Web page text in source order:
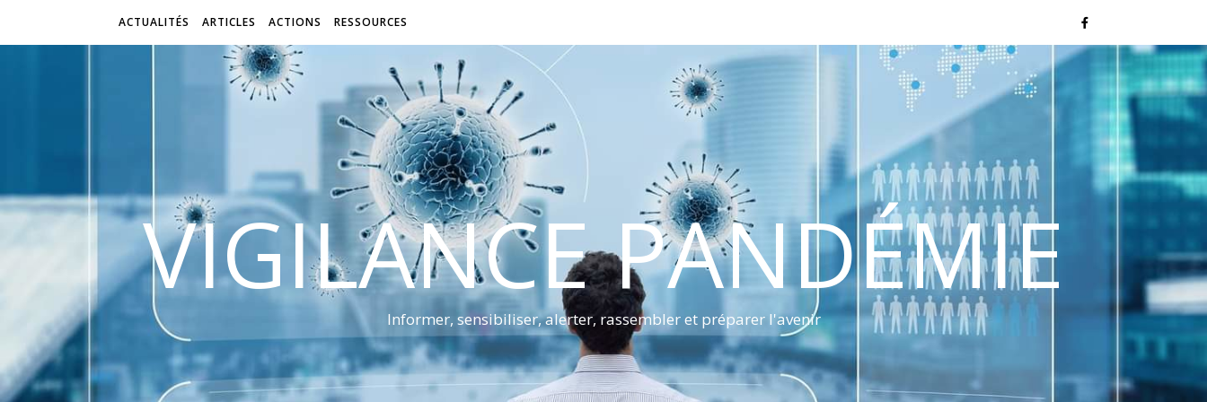
ACTUALITÉS ARTICLES ACTIONS RESSOURCES
VIGILANCE PANDÉMIE
Informer, sensibiliser, alerter, rassembler et préparer l'avenir